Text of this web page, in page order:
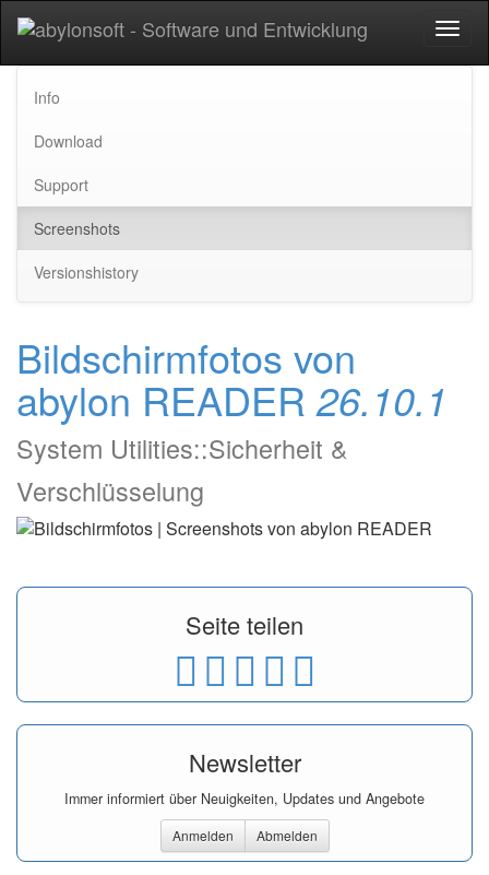
Info
Download
Support
Screenshots
Versionshistory
Bildschirmfotos von
abylon READER 26.10.1
System Utilities::Sicherheit &
Verschlüsselung
Seite teilen
Newsletter
Immer informiert über Neuigkeiten, Updates und Angebote
Anmelden Abmelden